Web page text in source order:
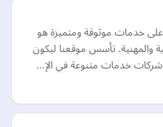
خدمات موثوقة ومتميزة هو
والمهنية. تأسس موقعنا ليكون
خدمات متنوعة في الإ…